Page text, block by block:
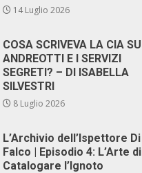
14 Luglio 2026
COSA SCRIVEVA LA CIA SU
ANDREOTTI E I SERVIZI
SEGRETI? – DI ISABELLA
SILVESTRI
8 Luglio 2026
L’Archivio dell’Ispettore Di
Falco | Episodio 4: L’Arte di
Catalogare l’Ignoto